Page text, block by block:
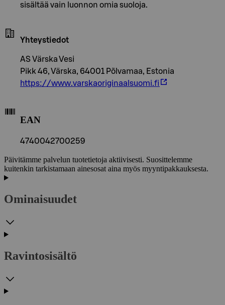
sisältää vain luonnon omia suoloja.
Yhteystiedot
AS Värska Vesi
Pikk 46, Värska, 64001 Põlvamaa, Estonia
https://www.varskaoriginaalsuomi.fi
EAN
4740042700259
Päivitämme palvelun tuotetietoja aktiivisesti. Suosittelemme
kuitenkin tarkistamaan ainesosat aina myös myyntipakkauksesta.
Ominaisuudet
Ravintosisältö